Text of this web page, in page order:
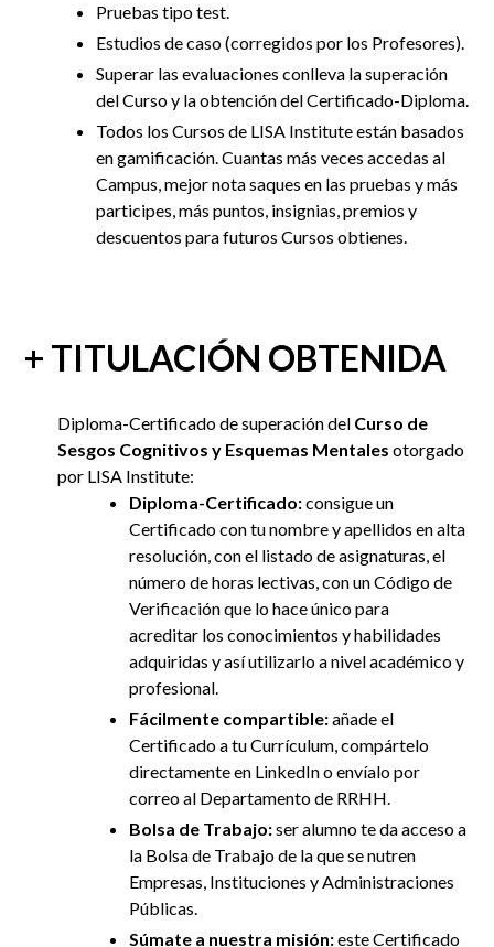
Pruebas tipo test.
Estudios de caso (corregidos por los Profesores).
Superar las evaluaciones conlleva la superación
del Curso y la obtención del Certificado-Diploma.
Todos los Cursos de LISA Institute están basados
en gamificación. Cuantas más veces accedas al
Campus, mejor nota saques en las pruebas y más
participes, más puntos, insignias, premios y
descuentos para futuros Cursos obtienes.
+ TITULACIÓN OBTENIDA
Diploma-Certificado de superación del Curso de
Sesgos Cognitivos y Esquemas Mentales otorgado
por LISA Institute:
Diploma-Certificado:consigue un
Certificado con tu nombre y apellidos en alta
resolución, con el listado de asignaturas, el
número de horas lectivas, con un Código de
Verificación que lo hace único para
acreditar los conocimientos y habilidades
adquiridas y así utilizarlo a nivel académico y
profesional.
Fácilmente compartible:añade el
Certificado a tu Currículum, compártelo
directamente en LinkedIno envíalo por
correo al Departamento de RRHH
Bolsa de Trabajo:ser alumno te da acceso a
la Bolsa de Trabajo de la que se nutren
Empresas, Instituciones y Administraciones
Públicas.
Súmate a nuestra misión:este Certificado